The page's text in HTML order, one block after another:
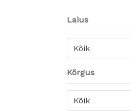
Laius
Kõik
Kõrgus
Kõik